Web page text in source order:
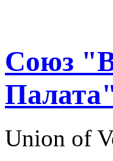
Союз
Union of